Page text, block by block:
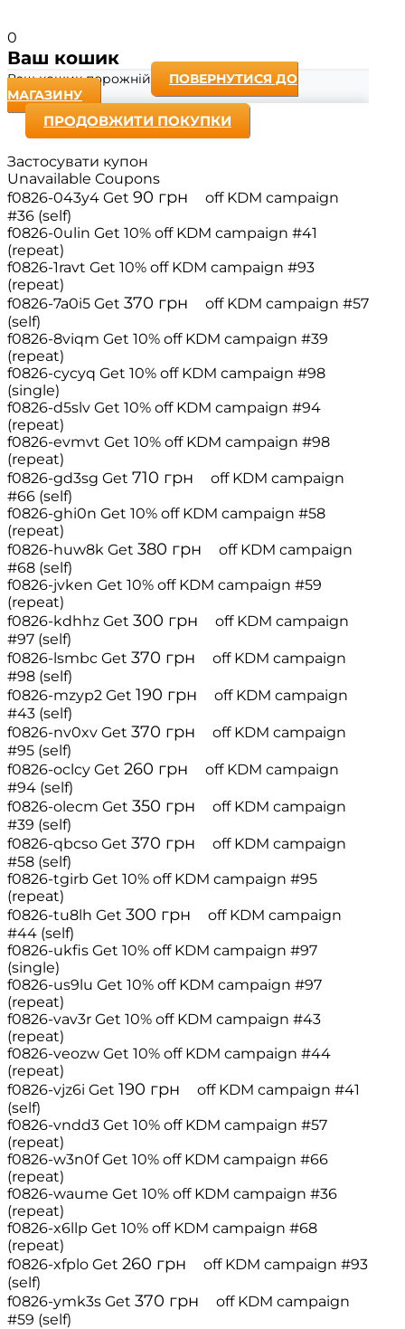
0
Ваш кошик
Ваш кошик порожній
ПОВЕРНУТИСЯ ДО
МАГАЗИНУ
ПРОДОВЖИТИ ПОКУПКИ
Застосувати купон
Unavailable Coupons
f0826-043y4 Get 90 грн off KDM campaign
#36 (self)
f0826-0ulin Get 10% off KDM campaign #41
(repeat)
f0826-1ravt Get 10% off KDM campaign #93
(repeat)
f0826-7a0i5 Get 370 грн off KDM campaign #57
(self)
f0826-8viqm Get 10% off KDM campaign #39
(repeat)
f0826-cycyq Get 10% off KDM campaign #98
(single)
f0826-d5slv Get 10% off KDM campaign #94
(repeat)
f0826-evmvt Get 10% off KDM campaign #98
(repeat)
f0826-gd3sg Get 710 грн off KDM campaign
#66 (self)
f0826-ghi0n Get 10% off KDM campaign #58
(repeat)
f0826-huw8k Get 380 грн off KDM campaign
#68 (self)
f0826-jvken Get 10% off KDM campaign #59
(repeat)
f0826-kdhhz Get 300 грн off KDM campaign
#97 (self)
f0826-lsmbc Get 370 грн off KDM campaign
#98 (self)
f0826-mzyp2 Get 190 грн off KDM campaign
#43 (self)
f0826-nv0xv Get 370 грн off KDM campaign
#95 (self)
f0826-oclcy Get 260 грн off KDM campaign
#94 (self)
f0826-olecm Get 350 грн off KDM campaign
#39 (self)
f0826-qbcso Get 370 грн off KDM campaign
#58 (self)
f0826-tgirb Get 10% off KDM campaign #95
(repeat)
f0826-tu8lh Get 300 грн off KDM campaign
#44 (self)
f0826-ukfis Get 10% off KDM campaign #97
(single)
f0826-us9lu Get 10% off KDM campaign #97
(repeat)
f0826-vav3r Get 10% off KDM campaign #43
(repeat)
f0826-veozw Get 10% off KDM campaign #44
(repeat)
f0826-vjz6i Get 190 грн off KDM campaign #41
(self)
f0826-vndd3 Get 10% off KDM campaign #57
(repeat)
f0826-w3n0f Get 10% off KDM campaign #66
(repeat)
f0826-waume Get 10% off KDM campaign #36
(repeat)
f0826-x6llp Get 10% off KDM campaign #68
(repeat)
f0826-xfplo Get 260 грн off KDM campaign #93
(self)
f0826-ymk3s Get 370 грн off KDM campaign
#59 (self)